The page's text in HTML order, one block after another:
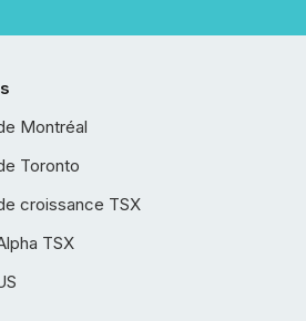
Montréal
Toronto
croissance TSX
TSX